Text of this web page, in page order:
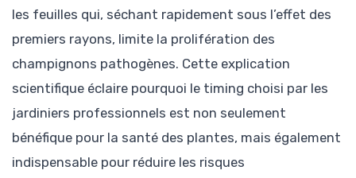
les feuilles qui, séchant rapidement sous l’effet des
premiers rayons, limite la prolifération des
champignons pathogènes. Cette explication
scientifique éclaire pourquoi le timing choisi par les
jardiniers professionnels est non seulement
bénéfique pour la santé des plantes, mais également
indispensable pour réduire les risques